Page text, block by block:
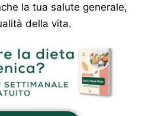
la tua salute generale,
della vita.